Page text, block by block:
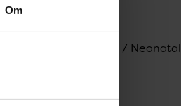
Om
Sygdomme / Neonatal